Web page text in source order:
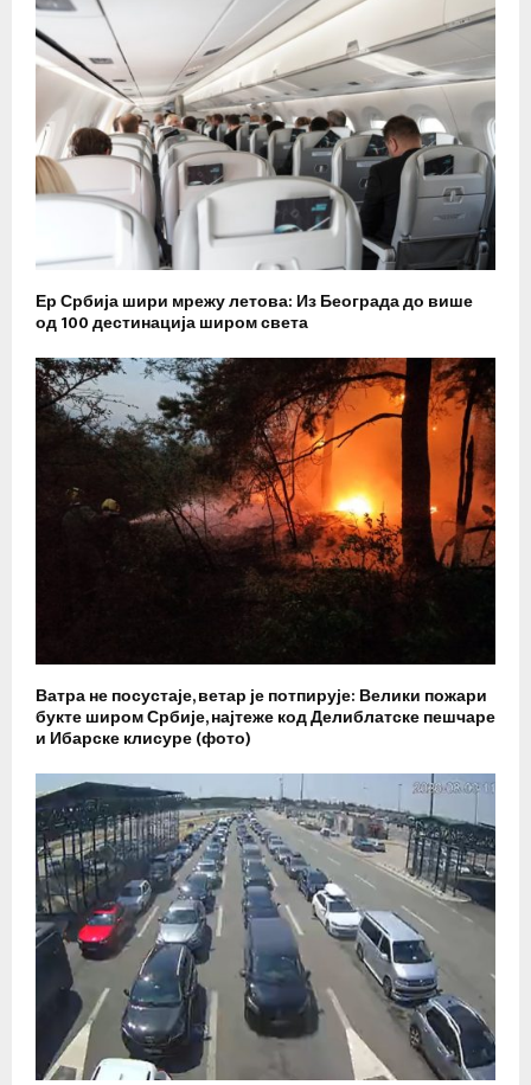
Ер Србија шири мрежу летова: Из Београда до више
од 100 дестинација широм света
Ватра не посустаје, ветар је потпирује: Велики пожари
букте широм Србије, најтеже код Делиблатске пешчаре
и Ибарске клисуре (фото)